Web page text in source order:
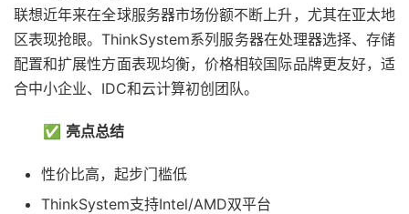
联想近年来在全球服务器市场份额不断上升，尤其在亚太地
区表现抢眼。ThinkSystem系列服务器在处理器选择、存储
配置和扩展性方面表现均衡，价格相较国际品牌更友好，适
合中小企业、IDC和云计算初创团队。
✅ 亮点总结
性价比高，起步门槛低
ThinkSystem支持Intel/AMD双平台